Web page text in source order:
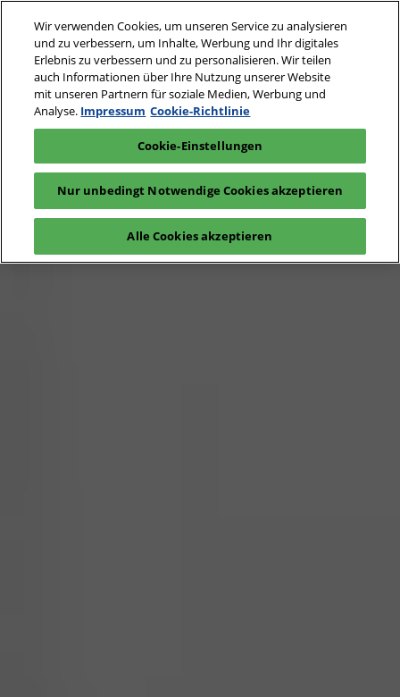
zum
Inhalt24. - 25. Mai 2027
Messe Basel,
Interesse
anmelden
Aussteller
anfragen
Welcome
to
Chemspec
Wir verwenden Cookies, um unseren Service zu analysieren
und zu verbessern, um Inhalte, Werbung und Ihr digitales
Erlebnis zu verbessern und zu personalisieren. Wir teilen
auch Informationen über Ihre Nutzung unserer Website
mit unseren Partnern für soziale Medien, Werbung und
Analyse. Impressum Cookie-Richtlinie
Cookie-Einstellungen
Nur unbedingt Notwendige Cookies akzeptieren
Alle Cookies akzeptieren